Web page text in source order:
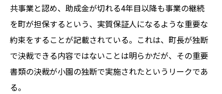
共事業と認め、助成金が切れる4年目以降も事業の継続
を町が担保するという、実質保証人になるような重要な
約束をすることが記載されている。これは、町長が独断
で決裁できる内容ではないことは明らかだが、その重要
書類の決裁が小園の独断で実施されたというリークであ
る。